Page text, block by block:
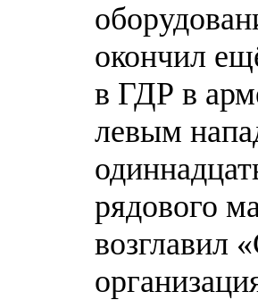
окончил
в ГДР в
левым
рядового
возглавил